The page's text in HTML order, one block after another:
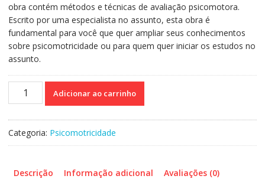
obra contém métodos e técnicas de avaliação psicomotora.
Escrito por uma especialista no assunto, esta obra é
fundamental para você que quer ampliar seus conhecimentos
sobre psicomotricidade ou para quem quer iniciar os estudos no
assunto.
Psicomotricidade
e
Adicionar ao carrinho
Categoria: Psicomotricidade
Descrição Informação adicional Avaliações (0)